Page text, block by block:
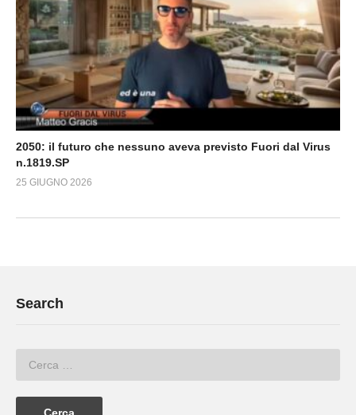
2050: il futuro che nessuno aveva previsto Fuori dal Virus
n.1819.SP
25 GIUGNO 2026
Search